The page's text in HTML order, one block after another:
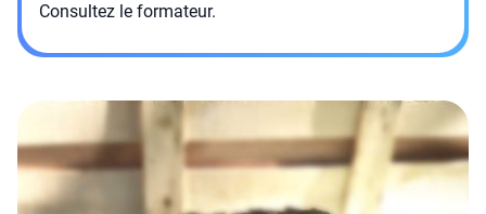
Consultez le formateur.